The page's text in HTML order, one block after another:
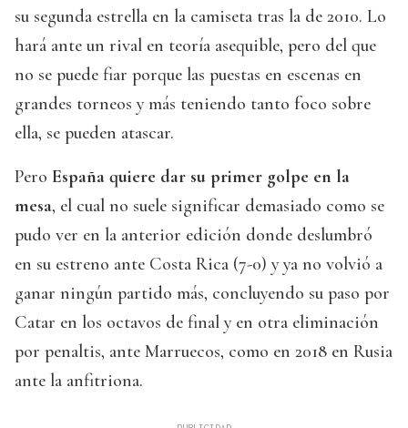
su segunda estrella en la camiseta tras la de 2010. Lo
hará ante un rival en teoría asequible, pero del que
no se puede fiar porque las puestas en escenas en
grandes torneos y más teniendo tanto foco sobre
ella, se pueden atascar.
Pero España quiere dar su primer golpe en la
mesa, el cual no suele significar demasiado como se
pudo ver en la anterior edición donde deslumbró
en su estreno ante Costa Rica (7-0) y ya no volvió a
ganar ningún partido más, concluyendo su paso por
Catar en los octavos de final y en otra eliminación
por penaltis, ante Marruecos, como en 2018 en Rusia
ante la anfitriona.